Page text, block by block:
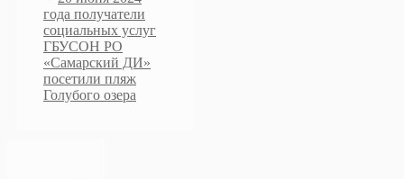
года получатели
социальных услуг
ГБУСОН РО
«Самарский ДИ»
посетили пляж
Голубого озера